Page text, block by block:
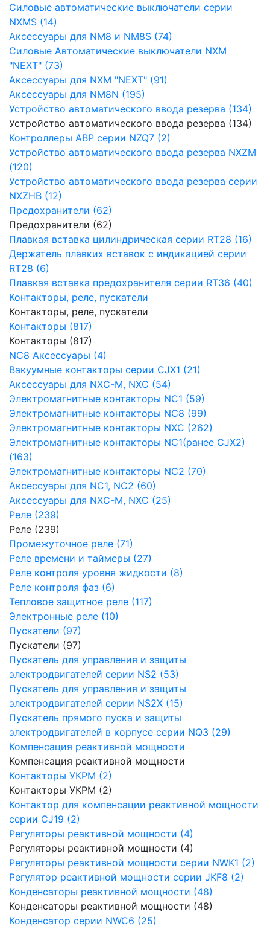
Силовые автоматические выключатели серии
NXMS (14)
Аксессуары для NM8 и NM8S (74)
Силовые Автоматические выключатели NXM
"NEXT" (73)
Аксессуары для NXM "NEXT" (91)
Аксессуары для NM8N (195)
Устройство автоматического ввода резерва (134)
Устройство автоматического ввода резерва (134)
Контроллеры АВР серии NZQ7 (2)
Устройство автоматического ввода резерва NXZM
(120)
Устройство автоматического ввода резерва серии
NXZHB (12)
Предохранители (62)
Предохранители (62)
Плавкая вставка цилиндрическая серии RT28 (16)
Держатель плавких вставок с индикацией серии
RT28 (6)
Плавкая вставка предохранителя серии RT36 (40)
Контакторы, реле, пускатели
Контакторы, реле, пускатели
Контакторы (817)
Контакторы (817)
NC8 Аксессуары (4)
Вакуумные контакторы серии CJX1 (21)
Аксессуары для NXC-M, NXC (54)
Электромагнитные контакторы NC1 (59)
Электромагнитные контакторы NC8 (99)
Электромагнитные контакторы NXC (262)
Электромагнитные контакторы NC1(ранее CJX2)
(163)
Электромагнитные контакторы NC2 (70)
Аксессуары для NC1, NC2 (60)
Аксессуары для NXC-M, NXC (25)
Реле (239)
Реле (239)
Промежуточное реле (71)
Реле времени и таймеры (27)
Реле контроля уровня жидкости (8)
Реле контроля фаз (6)
Тепловое защитное реле (117)
Электронные реле (10)
Пускатели (97)
Пускатели (97)
Пускатель для управления и защиты
электродвигателей серии NS2 (53)
Пускатель для управления и защиты
электродвигателей серии NS2X (15)
Пускатель прямого пуска и защиты
электродвигателей в корпусе серии NQ3 (29)
Компенсация реактивной мощности
Компенсация реактивной мощности
Контакторы УКРМ (2)
Контакторы УКРМ (2)
Контактор для компенсации реактивной мощности
серии CJ19 (2)
Регуляторы реактивной мощности (4)
Регуляторы реактивной мощности (4)
Регуляторы реактивной мощности серии NWK1 (2)
Регулятор реактивной мощности серии JKF8 (2)
Конденсаторы реактивной мощности (48)
Конденсаторы реактивной мощности (48)
Конденсатор серии NWC6 (25)